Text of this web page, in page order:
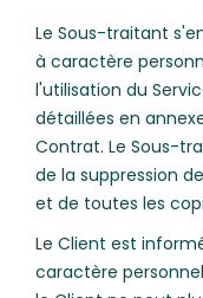
Le Sous-traitant
à caractère
l'utilisation du
détaillées en
Contrat. Le Sous-
de la suppression
et de toutes les
Le Client est
caractère